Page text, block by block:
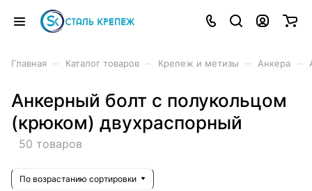
Главная Каталог товаров Крепеж и метизы Анкера
Анкерный болт с полукольцом
(крюком) двухраспорный
50 товаров
По возрастанию сортировки